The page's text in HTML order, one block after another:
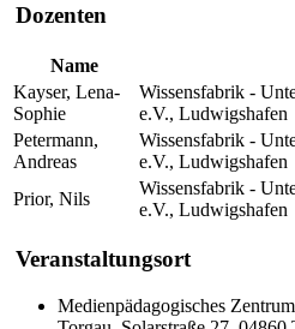
Dozenten
Name
Kayser, Lena-
Sophie
Wissensfabrik -
e.V., Ludwigshafen
Petermann,
Andreas
Wissensfabrik -
e.V., Ludwigshafen
Prior, Nils
Wissensfabrik -
e.V., Ludwigshafen
Veranstaltungsort
Medienpädagogisches